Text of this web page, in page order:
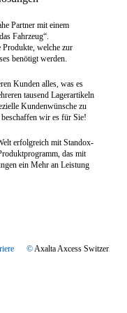
Partner mit einem
Fahrzeug“.
welche zur
benötigt werden.
Kunden alles, was es
tausend Lagerartikeln
Kundenwünsche zu
wir es für Sie!
erfolgreich mit Standox-
das mit
ein Mehr an Leistung
©Axalta Axcess Switzerland